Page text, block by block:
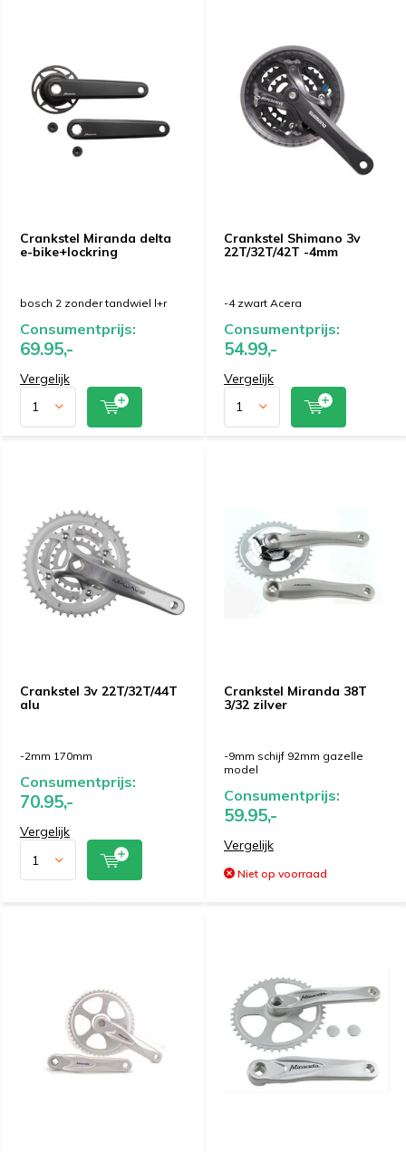
Crankstel Miranda delta
e-bike+lockring
bosch 2 zonder tandwiel l+r
Consumentprijs:
69.95,-
Vergelijk
Crankstel Shimano 3v
22T/32T/42T -4mm
-4 zwart Acera
Consumentprijs:
54.99,-
Vergelijk
Crankstel 3v 22T/32T/44T
alu
-2mm 170mm
Consumentprijs:
70.95,-
Vergelijk
Crankstel Miranda 38T
3/32 zilver
-9mm schijf 92mm gazelle
model
Consumentprijs:
59.95,-
Vergelijk
Niet op voorraad